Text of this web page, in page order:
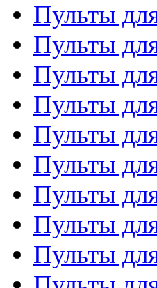
Пульты
Пульты
Пульты
Пульты
Пульты
Пульты
Пульты
Пульты
Пульты